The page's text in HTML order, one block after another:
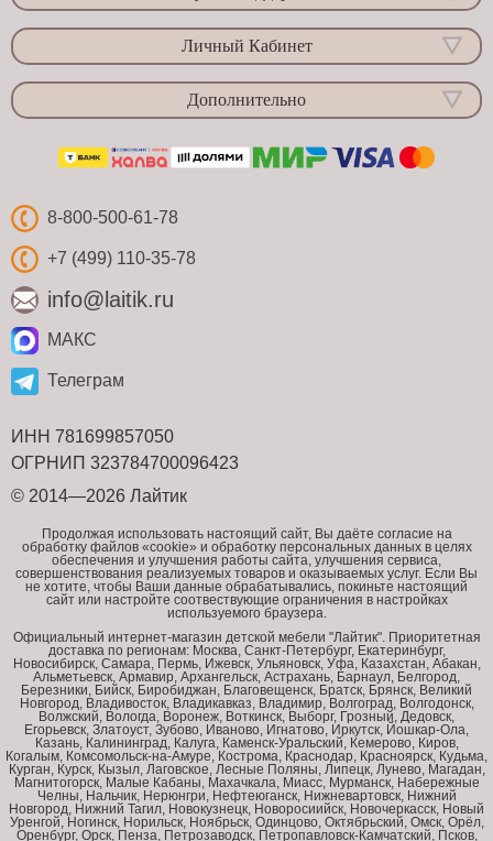
Личный Кабинет
Дополнительно
8-800-500-61-78
+7 (499) 110-35-78
info@laitik.ru
МАКС
Телеграм
ИНН 781699857050
ОГРНИП 323784700096423
© 2014—2026 Лайтик
Продолжая использовать настоящий сайт, Вы даёте согласие на
обработку файлов «cookie» и обработку персональных данных в целях
обеспечения и улучшения работы сайта, улучшения сервиса,
совершенствования реализуемых товаров и оказываемых услуг. Если Вы
не хотите, чтобы Ваши данные обрабатывались, покиньте настоящий
сайт или настройте соотвествующие ограничения в настройках
используемого браузера.
Официальный интернет-магазин детской мебели "Лайтик". Приоритетная
доставка по регионам: Москва, Санкт-Петербург, Екатеринбург,
Новосибирск, Самара, Пермь, Ижевск, Ульяновск, Уфа, Казахстан, Абакан,
Альметьевск, Армавир, Архангельск, Астрахань, Барнаул, Белгород,
Березники, Бийск, Биробиджан, Благовещенск, Братск, Брянск, Великий
Новгород, Владивосток, Владикавказ, Владимир, Волгоград, Волгодонск,
Волжский, Вологда, Воронеж, Воткинск, Выборг, Грозный, Дедовск,
Егорьевск, Златоуст, Зубово, Иваново, Игнатово, Иркутск, Йошкар-Ола,
Казань, Калининград, Калуга, Каменск-Уральский, Кемерово, Киров,
Когалым, Комсомольск-на-Амуре, Кострома, Краснодар, Красноярск, Кудьма,
Курган, Курск, Кызыл, Лаговское, Лесные Поляны, Липецк, Лунево, Магадан,
Магнитогорск, Малые Кабаны, Махачкала, Миасс, Мурманск, Набережные
Челны, Нальчик, Нерюнгри, Нефтеюганск, Нижневартовск, Нижний
Новгород, Нижний Тагил, Новокузнецк, Новоросиийск, Новочеркасск, Новый
Уренгой, Ногинск, Норильск, Ноябрьск, Одинцово, Октябрьский, Омск, Орёл,
Оренбург, Орск, Пенза, Петрозаводск, Петропавловск-Камчатский, Псков,